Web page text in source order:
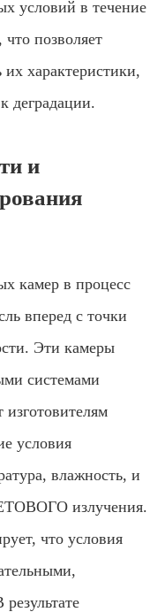
условий в течение
позволяет
характеристики,
деградации.
и
камер в процесс
вперед с точки
Эти камеры
системами
условия
влажность, и
излучения.
что условия